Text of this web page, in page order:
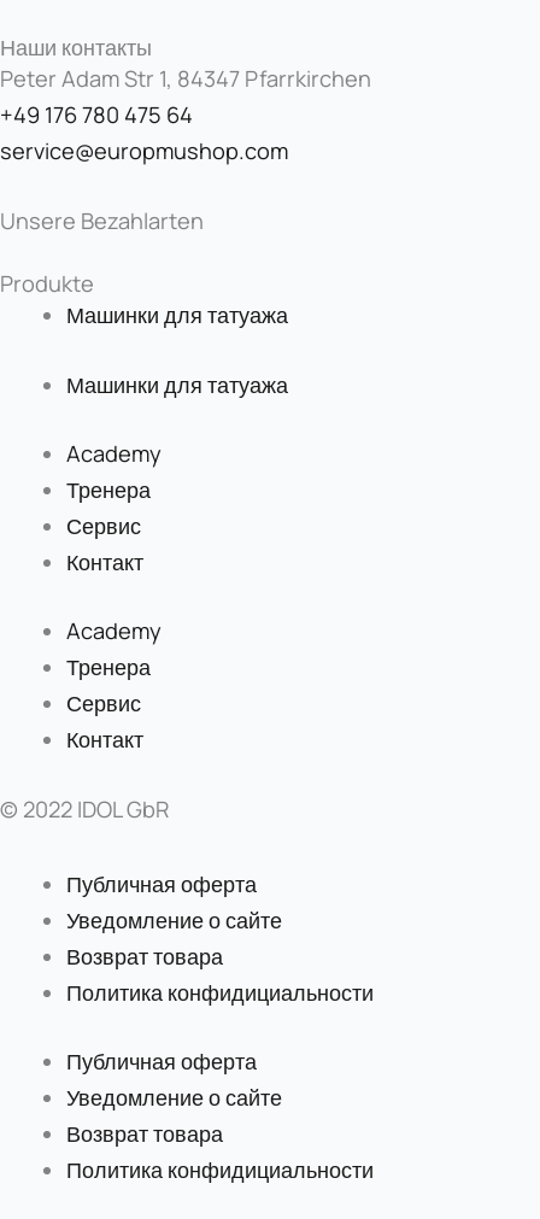
Наши контакты
Peter Adam Str 1, 84347 Pfarrkirchen
+49 176 780 475 64
service@europmushop.com
Unsere Bezahlarten
Produkte
Машинки для татуажа
Машинки для татуажа
Academy
Тренера
Сервис
Контакт
Academy
Тренера
Сервис
Контакт
© 2022 IDOL GbR
Публичная оферта
Уведомление о сайте
Возврат товара
Политика конфидициальности
Публичная оферта
Уведомление о сайте
Возврат товара
Политика конфидициальности